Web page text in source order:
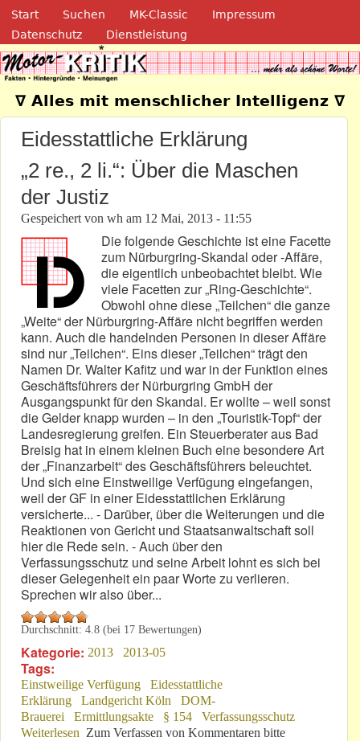
Direkt zum Inhalt
Navigation
Start Suchen MK-Classic
Impressum
Datenschutz
Dienstleistung
Motor-Kritik.de
∇ Alles mit menschlicher Intelligenz ∇
Eidesstattliche Erklärung
„2 re., 2 li.“: Über die Maschen
der Justiz
Gespeichert von wh am 12 Mai, 2013 - 11:55
Die folgende Geschichte ist eine Facette
zum Nürburgring-Skandal oder -Affäre,
die eigentlich unbeobachtet bleibt. Wie
viele Facetten zur „Ring-Geschichte“.
Obwohl ohne diese „Teilchen“ die ganze
„Weite“ der Nürburgring-Affäre nicht begriffen werden
kann. Auch die handelnden Personen in dieser Affäre
sind nur „Teilchen“. Eins dieser „Teilchen“ trägt den
Namen Dr. Walter Kafitz und war in der Funktion eines
Geschäftsführers der Nürburgring GmbH der
Ausgangspunkt für den Skandal. Er wollte – weil sonst
die Gelder knapp wurden – in den „Touristik-Topf“ der
Landesregierung greifen. Ein Steuerberater aus Bad
Breisig hat in einem kleinen Buch eine besondere Art
der „Finanzarbeit“ des Geschäftsführers beleuchtet.
Und sich eine Einstweilige Verfügung eingefangen,
weil der GF in einer Eidesstattlichen Erklärung
versicherte... - Darüber, über die Weiterungen und die
Reaktionen von Gericht und Staatsanwaltschaft soll
hier die Rede sein. - Auch über den
Verfassungsschutz und seine Arbeit lohnt es sich bei
dieser Gelegenheit ein paar Worte zu verlieren.
Sprechen wir also über...
Durchschnitt: 4.8 (bei 17 Bewertungen)
Kategorie: 2013 2013-05
Tags:
Einstweilige Verfügung
Eidesstattliche
Erklärung
Landgericht Köln
DOM-
Brauerei
Ermittlungsakte § 154
Verfassungsschutz
Weiterlesen über „2 re., 2 li.“: Über die Maschen der Justiz
Zum Verfassen von Kommentaren bitte